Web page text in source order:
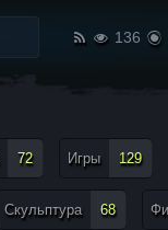
136
72 Игры 129
Скульптура 68